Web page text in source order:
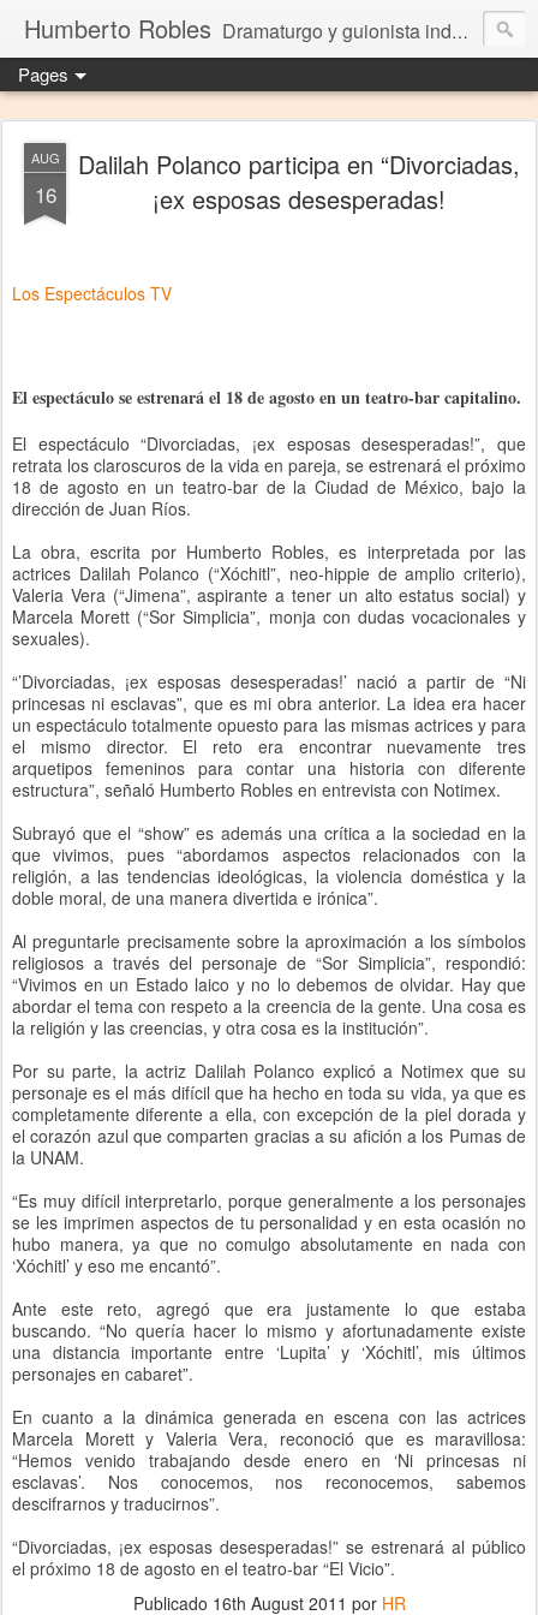
Humberto Robles Dramaturgo y guionista independiente
Pages
AUG
16
Dalilah Polanco participa en “Divorciadas,
¡ex esposas desesperadas!
Los Espectáculos TV
El espectáculo se estrenará el 18 de agosto en un teatro-bar capitalino.
El espectáculo “Divorciadas, ¡ex esposas desesperadas!”, que
retrata los claroscuros de la vida en pareja, se estrenará el próximo
18 de agosto en un teatro-bar de la Ciudad de México, bajo la
dirección de Juan Ríos.
La obra, escrita por Humberto Robles, es interpretada por las
actrices Dalilah Polanco (“Xóchitl”, neo-hippie de amplio criterio),
Valeria Vera (“Jimena”, aspirante a tener un alto estatus social) y
Marcela Morett (“Sor Simplicia”, monja con dudas vocacionales y
sexuales).
“’Divorciadas, ¡ex esposas desesperadas!’ nació a partir de “Ni
princesas ni esclavas”, que es mi obra anterior. La idea era hacer
un espectáculo totalmente opuesto para las mismas actrices y para
el mismo director. El reto era encontrar nuevamente tres
arquetipos femeninos para contar una historia con diferente
estructura”, señaló Humberto Robles en entrevista con Notimex.
Subrayó que el “show” es además una crítica a la sociedad en la
que vivimos, pues “abordamos aspectos relacionados con la
religión, a las tendencias ideológicas, la violencia doméstica y la
doble moral, de una manera divertida e irónica”.
Al preguntarle precisamente sobre la aproximación a los símbolos
religiosos a través del personaje de “Sor Simplicia”, respondió:
“Vivimos en un Estado laico y no lo debemos de olvidar. Hay que
abordar el tema con respeto a la creencia de la gente. Una cosa es
la religión y las creencias, y otra cosa es la institución”.
Por su parte, la actriz Dalilah Polanco explicó a Notimex que su
personaje es el más difícil que ha hecho en toda su vida, ya que es
completamente diferente a ella, con excepción de la piel dorada y
el corazón azul que comparten gracias a su afición a los Pumas de
la UNAM.
“Es muy difícil interpretarlo, porque generalmente a los personajes
se les imprimen aspectos de tu personalidad y en esta ocasión no
hubo manera, ya que no comulgo absolutamente en nada con
‘Xóchitl’ y eso me encantó”.
Ante este reto, agregó que era justamente lo que estaba
buscando. “No quería hacer lo mismo y afortunadamente existe
una distancia importante entre ‘Lupita’ y ‘Xóchitl’, mis últimos
personajes en cabaret”.
En cuanto a la dinámica generada en escena con las actrices
Marcela Morett y Valeria Vera, reconoció que es maravillosa:
“Hemos venido trabajando desde enero en ‘Ni princesas ni
esclavas’. Nos conocemos, nos reconocemos, sabemos
descifrarnos y traducirnos”.
“Divorciadas, ¡ex esposas desesperadas!” se estrenará al público
el próximo 18 de agosto en el teatro-bar “El Vicio”.
Publicado 16th August 2011 por HR